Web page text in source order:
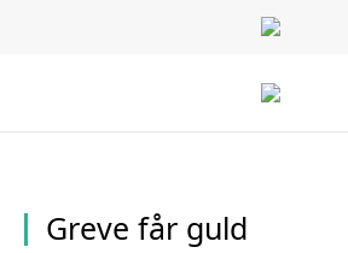
Greve får guld